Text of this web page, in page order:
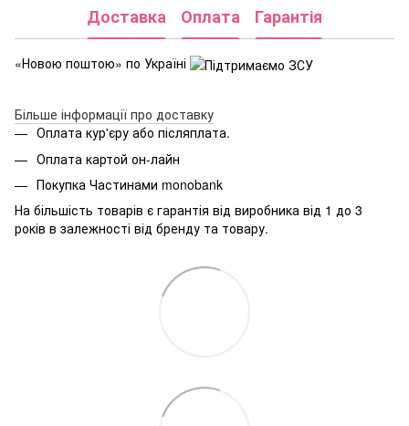
Доставка Оплата Гарантія
«Новою поштою» по Україні
Більше інформації про доставку
Оплата кур'єру або післяплата.
Оплата картой он-лайн
Покупка Частинами monobank
На більшість товарів є гарантія від виробника від 1 до 3
років в залежності від бренду та товару.